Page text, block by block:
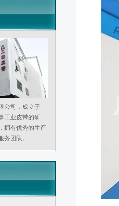
公司，成立于
工业皮带的研
拥有优秀的生产
务团队。